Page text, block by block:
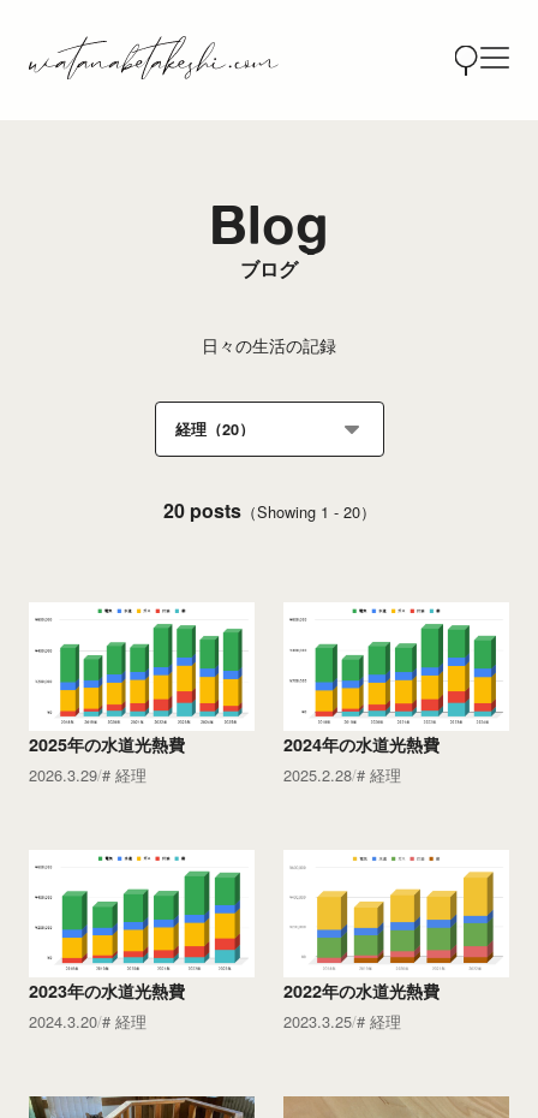
ブログ
Blog
日々の生活の記録
20 posts（Showing 1 - 20）
2025年の水道光熱費
2026.3.29 経理
2024年の水道光熱費
2025.2.28 経理
2023年の水道光熱費
2024.3.20 経理
2022年の水道光熱費
2023.3.25 経理